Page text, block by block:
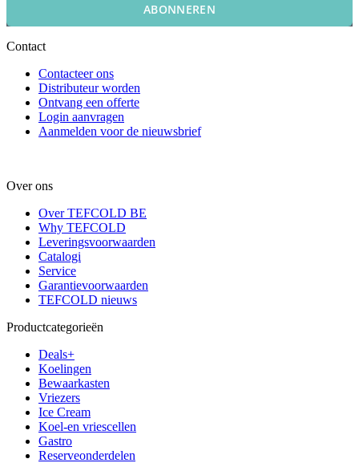
ABONNEREN
Contact
Contacteer ons
Distributeur worden
Ontvang een offerte
Login aanvragen
Aanmelden voor de nieuwsbrief
Over ons
Over TEFCOLD BE
Why TEFCOLD
Leveringsvoorwaarden
Catalogi
Service
Garantievoorwaarden
TEFCOLD nieuws
Productcategorieën
Deals+
Koelingen
Bewaarkasten
Vriezers
Ice Cream
Koel-en vriescellen
Gastro
Reserveonderdelen